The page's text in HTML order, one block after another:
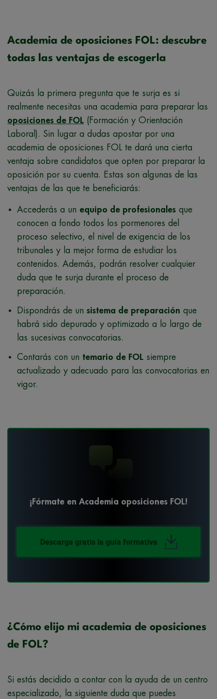
Academia de oposiciones FOL: descubre
todas las ventajas de escogerla
Quizás la primera pregunta que te surja es si
realmente necesitas una academia para preparar las
oposiciones de FOL (Formación y Orientación
Laboral). Sin lugar a dudas apostar por una
academia de oposiciones FOL te dará una cierta
ventaja sobre candidatos que opten por preparar la
oposición por su cuenta. Estas son algunas de las
ventajas de las que te beneficiarás:
Accederás a un equipo de profesionales que
conocen a fondo todos los pormenores del
proceso selectivo, el nivel de exigencia de los
tribunales y la mejor forma de estudiar los
contenidos. Además, podrán resolver cualquier
duda que te surja durante el proceso de
preparación.
Dispondrás de un sistema de preparación que
habrá sido depurado y optimizado a lo largo de
las sucesivas convocatorias.
Contarás con un temario de FOL siempre
actualizado y adecuado para las convocatorias en
vigor.
¡Fórmate en Academia oposiciones FOL!
Descarga gratis la guía formativa
¿Cómo elijo mi academia de oposiciones
de FOL?
Si estás decidido a contar con la ayuda de un centro
especializado, la siguiente duda que puedes